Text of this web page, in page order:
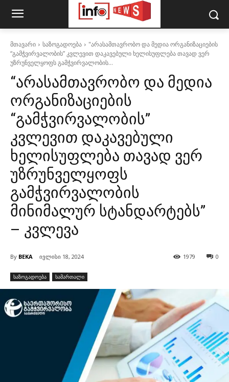
მთავარი საზოგადოება
"არასამთავრობო და მედია ორგანიზაციების
“გამჭვირვალობის” კვლევით დაკავებული ხელისუფლება თავად ვერ
უზრუნველყოფს გამჭვირვალობის...
“არასამთავრობო და მედია
ორგანიზაციების
“გამჭვირვალობის”
კვლევით დაკავებული
ხელისუფლება თავად ვერ
უზრუნველყოფს
გამჭვირვალობის
მინიმალურ სტანდარტებს”
– კვლევა
By BEKA ივლისი 18, 2024 0
1979
საზოგადოება სამართალი